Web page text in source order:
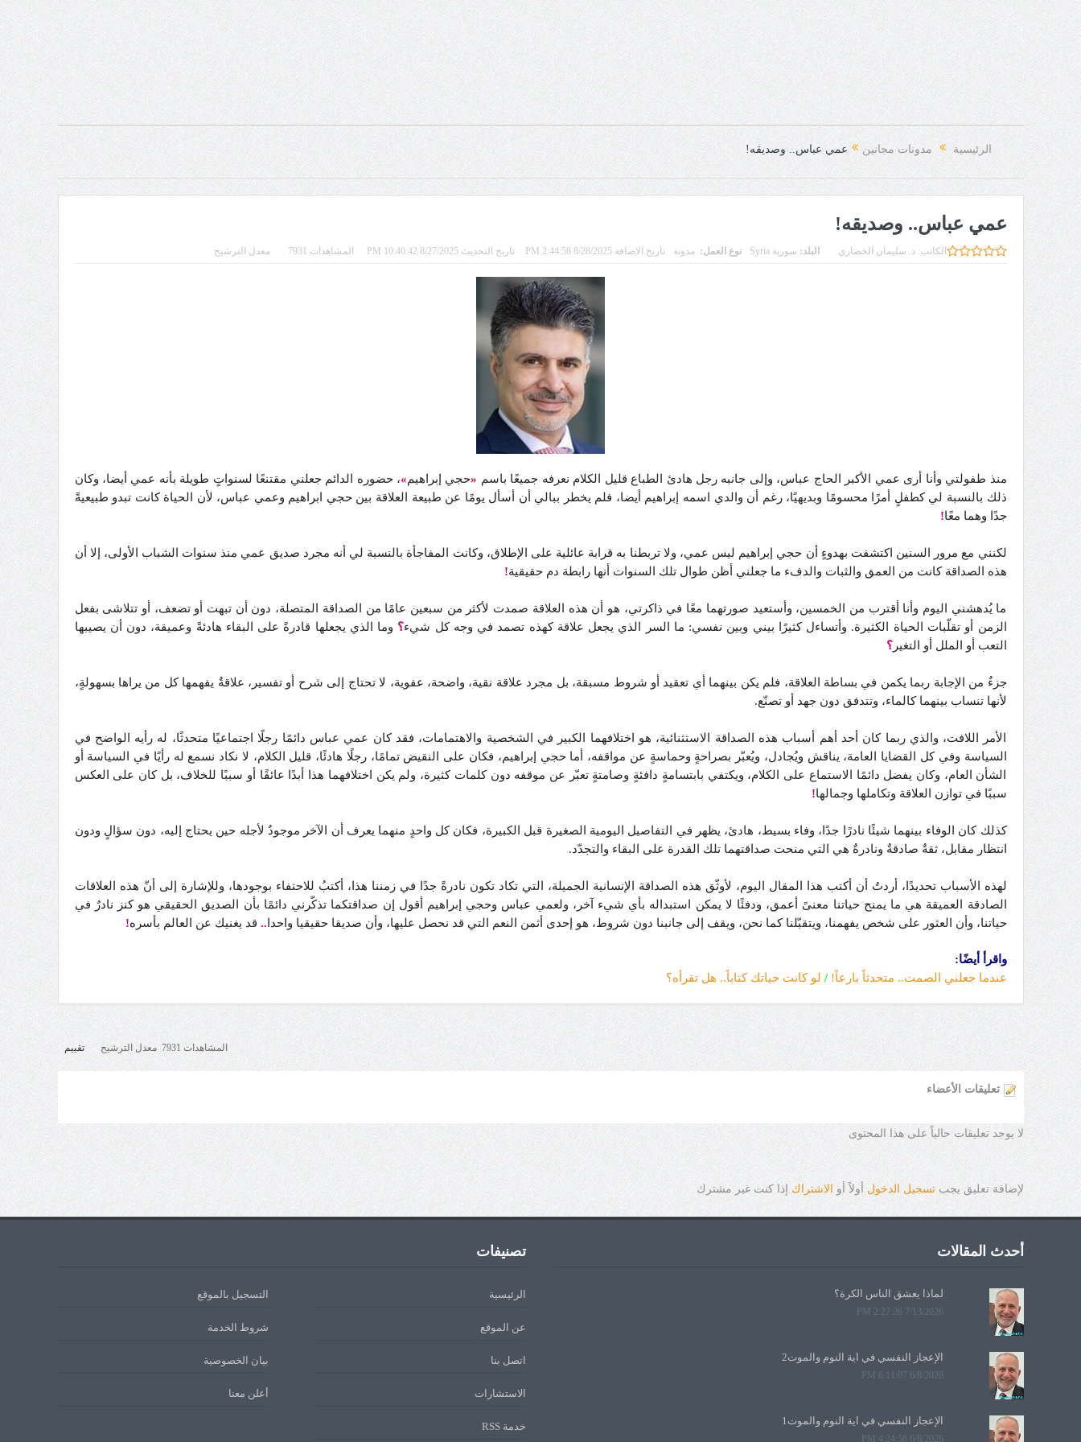
الرئيسية مدونات مجانين عمي عباس.. وصديقه!
عمي عباس.. وصديقه!
الكاتب:د. سليمان الخضاري البلد: سورية Syria نوع العمل:مدونة تاريخ الاضافة 8/28/2025 2:44:58 PM تاريخ التحديث 8/27/2025 10:40:42 PM المشاهدات 7931 معدل الترشيح
منذ طفولتي وأنا أرى عمي الأكبر الحاج عباس، وإلى جانبه رجل هادئ الطباع قليل الكلام نعرفه جميعًا باسم «حجي إبراهيم»، حضوره الدائم جعلني مقتنعًا لسنواتٍ طويلة بأنه عمي أيضا، وكان
ذلك بالنسبة لي كطفلٍ أمرًا محسومًا وبديهيًا، رغم أن والدي اسمه إبراهيم أيضا، فلم يخطر ببالي أن أسأل يومًا عن طبيعة العلاقة بين حجي ابراهيم وعمي عباس، لأن الحياة كانت تبدو طبيعيةً
جدًا وهما معًا!
لكنني مع مرور السنين اكتشفت بهدوءٍ أن حجي إبراهيم ليس عمي، ولا تربطنا به قرابة عائلية على الإطلاق، وكانت المفاجأة بالنسبة لي أنه مجرد صديق عمي منذ سنوات الشباب الأولى، إلا أن
هذه الصداقة كانت من العمق والثبات والدفء ما جعلني أظن طوال تلك السنوات أنها رابطة دم حقيقية!
ما يُدهشني اليوم وأنا أقترب من الخمسين، وأستعيد صورتهما معًا في ذاكرتي، هو أن هذه العلاقة صمدت لأكثر من سبعين عامًا من الصداقة المتصلة، دون أن تبهت أو تضعف، أو تتلاشى بفعل
الزمن أو تقلّبات الحياة الكثيرة. وأتساءل كثيرًا بيني وبين نفسي: ما السر الذي يجعل علاقة كهذه تصمد في وجه كل شيء؟ وما الذي يجعلها قادرةً على البقاء هادئةً وعميقة، دون أن يصيبها
التعب أو الملل أو التغير؟
جزءٌ من الإجابة ربما يكمن في بساطة العلاقة، فلم يكن بينهما أي تعقيد أو شروط مسبقة، بل مجرد علاقة نقية، واضحة، عفوية، لا تحتاج إلى شرح أو تفسير، علاقةٌ يفهمها كل من يراها بسهولةٍ،
لأنها تنساب بينهما كالماء، وتتدفق دون جهد أو تصنّع.
الأمر اللافت، والذي ربما كان أحد أهم أسباب هذه الصداقة الاستثنائية، هو اختلافهما الكبير في الشخصية والاهتمامات، فقد كان عمي عباس دائمًا رجلًا اجتماعيًا متحدثًا، له رأيه الواضح في
السياسة وفي كل القضايا العامة، يناقش ويُجادل، ويُعبّر بصراحةٍ وحماسةٍ عن مواقفه، أما حجي إبراهيم، فكان على النقيض تمامًا، رجلًا هادئًا، قليل الكلام، لا نكاد نسمع له رأيًا في السياسة أو
الشأن العام، وكان يفضل دائمًا الاستماع على الكلام، ويكتفي بابتسامةٍ دافئةٍ وصامتةٍ تعبّر عن موقفه دون كلمات كثيرة، ولم يكن اختلافهما هذا أبدًا عائقًا أو سببًا للخلاف، بل كان على العكس
سببًا في توازن العلاقة وتكاملها وجمالها!
كذلك كان الوفاء بينهما شيئًا نادرًا جدًا، وفاء بسيط، هادئ، يظهر في التفاصيل اليومية الصغيرة قبل الكبيرة، فكان كل واحدٍ منهما يعرف أن الآخر موجودٌ لأجله حين يحتاج إليه، دون سؤالٍ ودون
انتظار مقابل، ثقةٌ صادقةٌ ونادرةٌ هي التي منحت صداقتهما تلك القدرة على البقاء والتجدّد.
لهذه الأسباب تحديدًا، أردتُ أن أكتب هذا المقال اليوم، لأوثّق هذه الصداقة الإنسانية الجميلة، التي تكاد تكون نادرةً جدًا في زمننا هذا، أكتبُ للاحتفاء بوجودها، وللإشارة إلى أنّ هذه العلاقات
الصادقة العميقة هي ما يمنح حياتنا معنىً أعمق، ودفئًا لا يمكن استبداله بأي شيء آخر، ولعمي عباس وحجي إبراهيم أقول إن صداقتكما تذكّرني دائمًا بأن الصديق الحقيقي هو كنز نادرٌ في
حياتنا، وأن العثور على شخص يفهمنا، ويتقبّلنا كما نحن، ويقف إلى جانبنا دون شروط، هو إحدى أثمن النعم التي قد نحصل عليها، وأن صديقا حقيقيا واحدا .. قد يغنيك عن العالم بأسره!
واقرأ أيضًا:
عندما جعلني الصمت.. متحدثاً بارعاً! / لو كانت حياتك كتاباً.. هل تقرأه؟
المشاهدات 7931 معدل الترشيح تقييم
تعليقات الأعضاء
لا يوجد تعليقات حالياً على هذا المحتوى
لإضافة تعليق يجبتسجيل الدخولأولاً أو الاشتراك إذا كنت غير مشترك
أحدث المقالات
لماذا يعشق الناس الكرة؟
7/13/2026 2:27:26 PM
الإعجاز النفسي في آية النوم والموت2
6/8/2026 6:11:07 PM
الإعجاز النفسي في آية النوم والموت1
6/6/2026 4:24:58 PM
تصنيفات
الرئيسية التسجيل بالموقع
عن الموقع شروط الخدمة
اتصل بنا بيان الخصوصية
الاستشارات أعلن معنا
خدمة RSS